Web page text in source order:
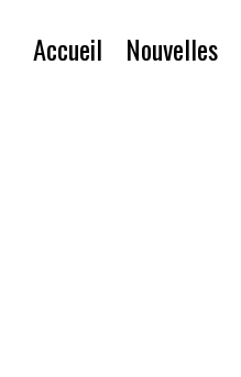
Accueil Nouvelles